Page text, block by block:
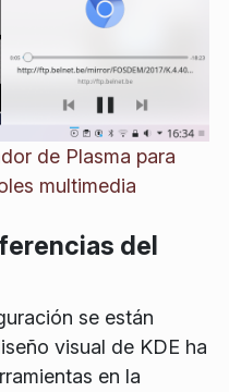
de Plasma para
multimedia
del
se están
visual de KDE ha
en la